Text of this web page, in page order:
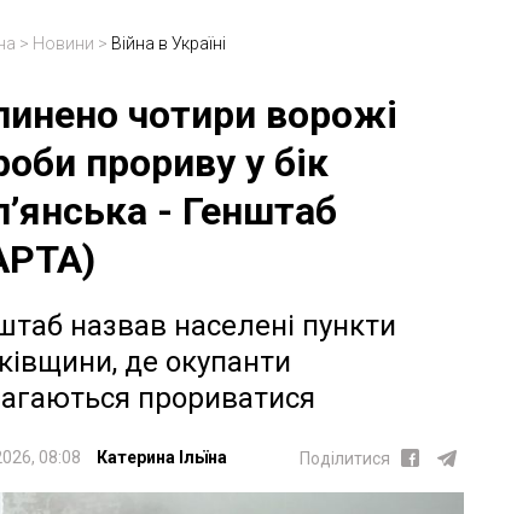
> Новини > Війна в Україні
чотири ворожі
прориву у бік
- Генштаб
назвав населені пункти
де окупанти
прориватися
08:08 Катерина Ільїна Поділитися